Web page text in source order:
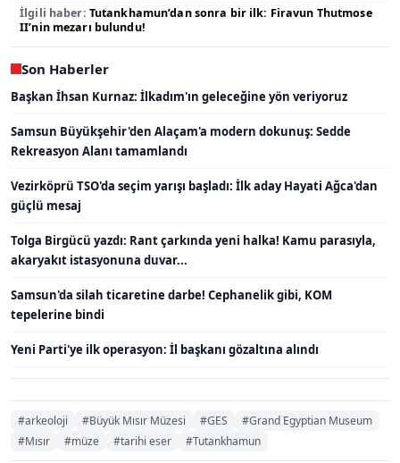
İlgili haber: Tutankhamun’dan sonra bir ilk: Firavun Thutmose
II’nin mezarı bulundu!
Son Haberler
Başkan İhsan Kurnaz: İlkadım'ın geleceğine yön veriyoruz
Samsun Büyükşehir'den Alaçam'a modern dokunuş: Sedde
Rekreasyon Alanı tamamlandı
Vezirköprü TSO'da seçim yarışı başladı: İlk aday Hayati Ağca'dan
güçlü mesaj
Tolga Birgücü yazdı: Rant çarkında yeni halka! Kamu parasıyla,
akaryakıt istasyonuna duvar...
Samsun'da silah ticaretine darbe! Cephanelik gibi, KOM
tepelerine bindi
Yeni Parti'ye ilk operasyon: İl başkanı gözaltına alındı
#arkeoloji #Büyük Mısır Müzesi #GES
#Grand Egyptian Museum
#Mısır
#müze #tarihi eser #Tutankhamun